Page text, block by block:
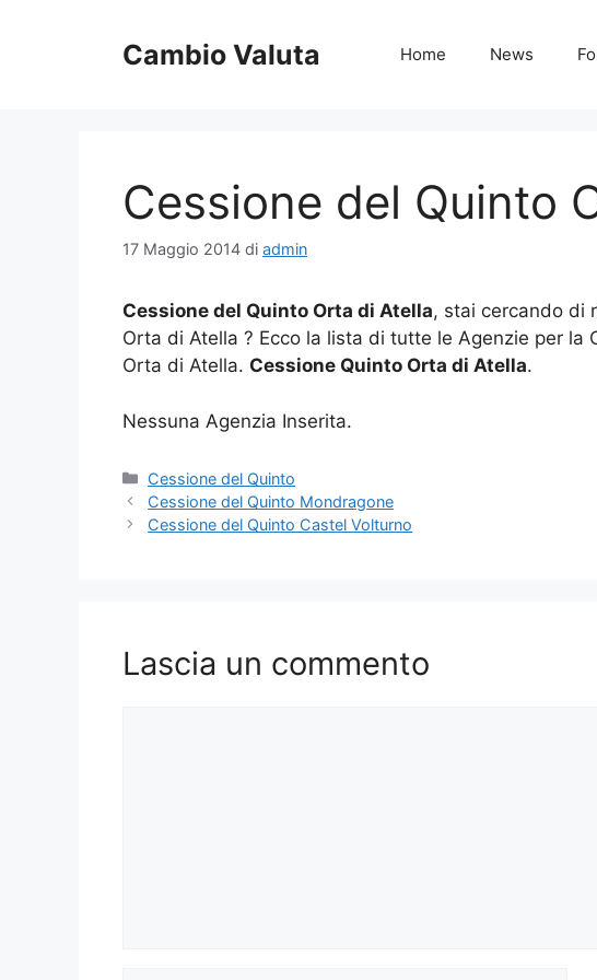
Cambio Valuta Home News
Cessione del Quinto
17 Maggio 2014 di admin
Cessione del Quinto Orta di Atella, stai cercando di
Orta di Atella ? Ecco la lista di tutte le Agenzie per la
Orta di Atella. Cessione Quinto Orta di Atella.
Nessuna Agenzia Inserita.
Categorie
Cessione del Quinto
Cessione del Quinto Mondragone
Cessione del Quinto Castel Volturno
Lascia un commento